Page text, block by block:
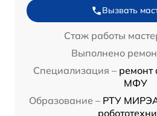
Вызвать
Стаж работы
Выполнено
Специализация – ремонт
МФУ
Образование – РТУ